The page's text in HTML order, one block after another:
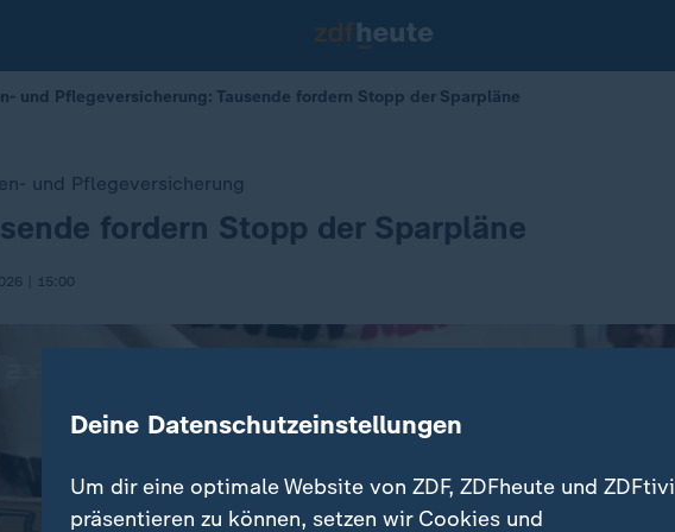
und Pflegeversicherung: Tausende fordern Stopp der Sparpläne
und Pflegeversicherung
fordern Stopp der Sparpläne
| 15:00
Deine Datenschutzeinstellungen
Um dir eine optimale Website von ZDF, ZDFheute und ZDFtivi
präsentieren zu können, setzen wir Cookies und